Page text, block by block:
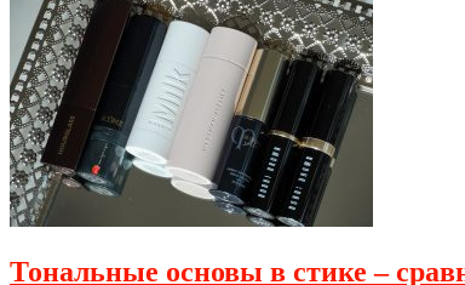
Тональные основы в стике –